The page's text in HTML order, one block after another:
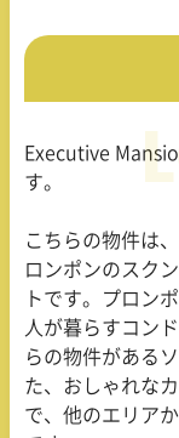
Executive
す。
こちらの物件は
ロンポンのスク
トです。プロン
人が暮らすコン
らの物件がある
た、おしゃれな
で、他のエリア